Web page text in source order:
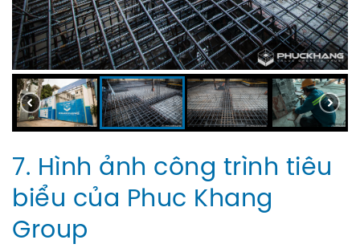
7. Hình ảnh công trình tiêu
biểu của Phuc Khang
Group